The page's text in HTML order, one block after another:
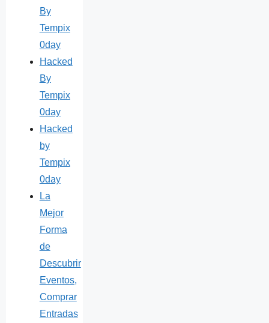
By
Tempix
0day
Hacked
By
Tempix
0day
Hacked
by
Tempix
0day
La
Mejor
Forma
de
Descubrir
Eventos,
Comprar
Entradas